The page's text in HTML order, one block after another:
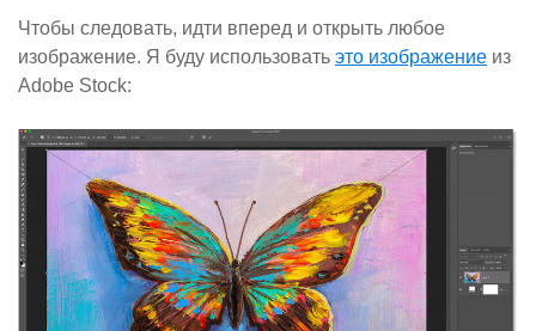
Чтобы следовать, идти вперед и открыть любое
изображение. Я буду использовать это изображение из
Adobe Stock: